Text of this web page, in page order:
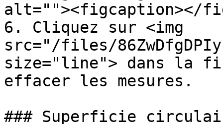
alt=""><figcaption></
6. Cliquez sur <img
src="/files/
size="line"> dans la
effacer les mesures.
### Superficie